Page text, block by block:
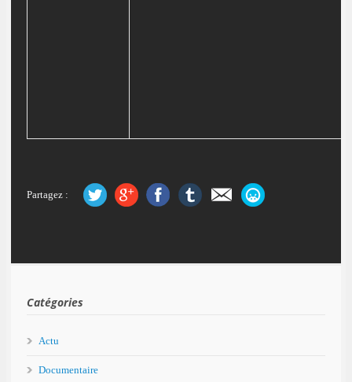
Partagez :
Catégories
Actu
Documentaire